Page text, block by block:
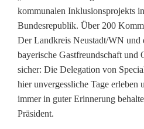
-
P
r
ä
s
kommunalen Inklusionsprojekts
Bundesrepublik. Über 200
Der Landkreis Neustadt/WN und
bayerische Gastfreundschaft
sicher: Die Delegation von
hier unvergessliche Tage
immer in guter Erinnerung
Präsident.